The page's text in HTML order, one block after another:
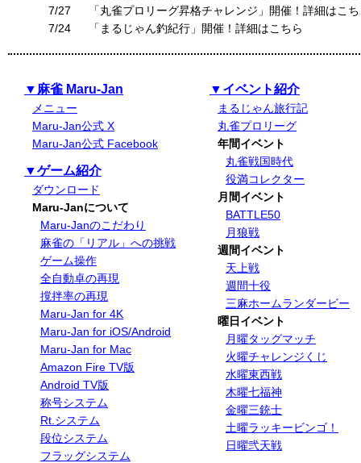
7/27
「丸雀プロリーグ昇格チャレンジ」開催！詳細はこ
7/24
「まるじゃん釣紀行」開催！詳細はこちら
▼麻雀 Maru-Jan
メニュー
Maru-Jan公式 X
Maru-Jan公式 Facebook
▼ゲーム紹介
ダウンロード
Maru-Janについて
Maru-Janのこだわり
麻雀の「リアル」への挑戦
ゲーム操作
全自動卓の再現
撹拌率の再現
Maru-Jan for 4K
Maru-Jan for iOS/Android
Maru-Jan for Mac
Amazon Fire TV版
Android TV版
称号システム
Rt.システム
段位システム
フラッグシステム
▼イベント紹介
まるじゃん旅行記
丸雀プロリーグ
年間イベント
丸雀戦国時代
役満コレクター
月間イベント
BATTLE50
月狼戦
週間イベント
天上戦
週間十役
三麻ホームランダービー
曜日イベント
月曜タッグマッチ
火曜チャレンジくじ
水曜東西戦
木曜七福神
金曜三銃士
土曜ラッキービンゴ！
日曜弐天戦